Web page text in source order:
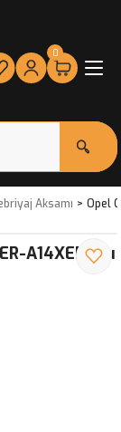
0
Aksamı Opel
A14XER) Su